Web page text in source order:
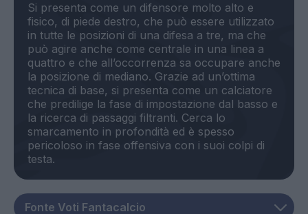
Si presenta come un difensore molto alto e
fisico, di piede destro, che può essere utilizzato
in tutte le posizioni di una difesa a tre, ma che
può agire anche come centrale in una linea a
quattro e che all’occorrenza sa occupare anche
la posizione di mediano. Grazie ad un’ottima
tecnica di base, si presenta come un calciatore
che predilige la fase di impostazione dal basso e
la ricerca di passaggi filtranti. Cerca lo
smarcamento in profondità ed è spesso
pericoloso in fase offensiva con i suoi colpi di